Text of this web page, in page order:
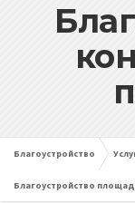
Благоустройство
Благоустройство